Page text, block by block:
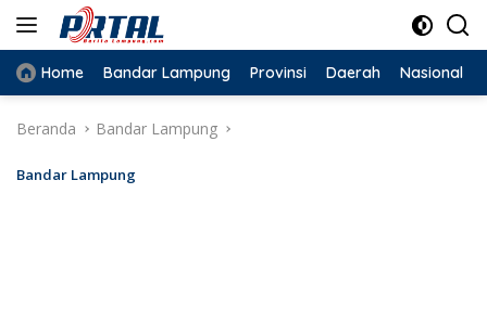
Langsung
konten
Home Bandar Lampung Provinsi Daerah Nasional
Beranda Bandar Lampung
Bandar Lampung